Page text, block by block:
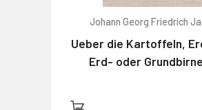
Johann Georg Friedrich
Ueber die Kartoffeln,
Erd- oder